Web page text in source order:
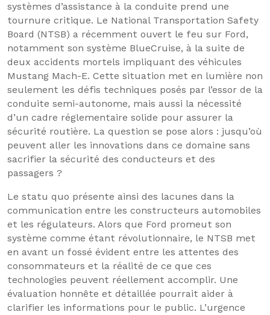
systèmes d’assistance à la conduite prend une
tournure critique. Le National Transportation Safety
Board (NTSB) a récemment ouvert le feu sur Ford,
notamment son système BlueCruise, à la suite de
deux accidents mortels impliquant des véhicules
Mustang Mach-E. Cette situation met en lumière non
seulement les défis techniques posés par l’essor de la
conduite semi-autonome, mais aussi la nécessité
d’un cadre réglementaire solide pour assurer la
sécurité routière. La question se pose alors : jusqu’où
peuvent aller les innovations dans ce domaine sans
sacrifier la sécurité des conducteurs et des
passagers ?
Le statu quo présente ainsi des lacunes dans la
communication entre les constructeurs automobiles
et les régulateurs. Alors que Ford promeut son
système comme étant révolutionnaire, le NTSB met
en avant un fossé évident entre les attentes des
consommateurs et la réalité de ce que ces
technologies peuvent réellement accomplir. Une
évaluation honnête et détaillée pourrait aider à
clarifier les informations pour le public. L’urgence